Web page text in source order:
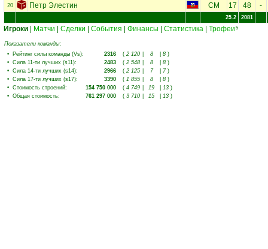
20 Петр Элестин CM 17 48 -
25.2 2081
Игроки Матчи Сделки События Финансы Статистика Трофеи 5
Показатели команды:
• Рейтинг силы команды (Vs): 2316 ( 2 120 8 8 )
• Сила 11-ти лучших (s11): 2483 ( 2 548 8 8 )
• Сила 14-ти лучших (s14): 2966 ( 2 125 7 7)
• Сила 17-ти лучших (s17): 3390 ( 1 855 8 8 )
• Стоимость строений: 154 750 000 ( 4 749 19 13 )
• Общая стоимость: 761 297 000 ( 3 710 15 13 )